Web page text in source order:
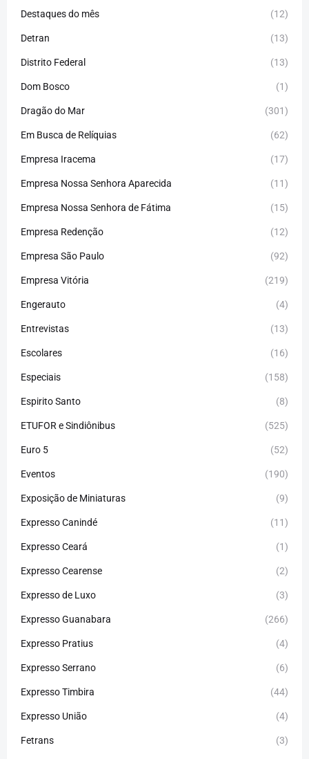
Destaques do mês (12)
Detran (13)
Distrito Federal (13)
Dom Bosco (1)
Dragão do Mar (301)
Em Busca de Relíquias (62)
Empresa Iracema (17)
Empresa Nossa Senhora Aparecida (11)
Empresa Nossa Senhora de Fátima (15)
Empresa Redenção (12)
Empresa São Paulo (92)
Empresa Vitória (219)
Engerauto (4)
Entrevistas (13)
Escolares (16)
Especiais (158)
Espirito Santo (8)
ETUFOR e Sindiônibus (525)
Euro 5 (52)
Eventos (190)
Exposição de Miniaturas (9)
Expresso Canindé (11)
Expresso Ceará (1)
Expresso Cearense (2)
Expresso de Luxo (3)
Expresso Guanabara (266)
Expresso Pratius (4)
Expresso Serrano (6)
Expresso Timbira (44)
Expresso União (4)
Fetrans (3)